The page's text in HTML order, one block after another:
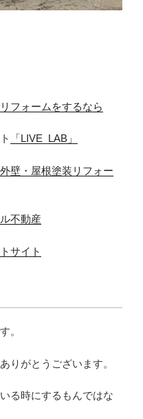
リフォームをするなら
「LIVE_LAB」
外壁・屋根塗装リフォー
不動産
サイト
。
りがとうございます。
る時にするもんではな